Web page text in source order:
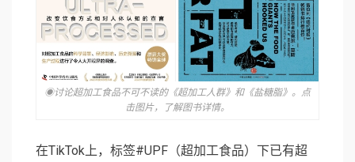
◉讨论超加工食品不可不读的《超加工人群》和《盐糖脂》。点
击图片，了解图书详情。
在TikTok上，标签#UPF（超加工食品）下已有超